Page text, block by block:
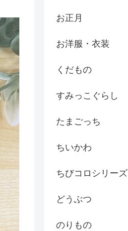
お正月
お洋服・衣装
くだもの
すみっこぐらし
たまごっち
ちいかわ
ちびコロシリーズ
どうぶつ
のりもの